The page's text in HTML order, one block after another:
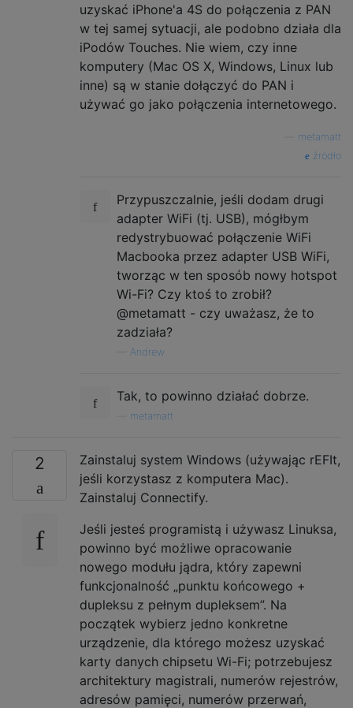
uzyskać iPhone'a 4S do połączenia z PAN
w tej samej sytuacji, ale podobno działa dla
iPodów Touches. Nie wiem, czy inne
komputery (Mac OS X, Windows, Linux lub
inne) są w stanie dołączyć do PAN i
używać go jako połączenia internetowego.
metamatt
źródło
Przypuszczalnie, jeśli dodam drugi
adapter WiFi (tj. USB), mógłbym
redystrybuować połączenie WiFi
Macbooka przez adapter USB WiFi,
tworząc w ten sposób nowy hotspot
Wi-Fi? Czy ktoś to zrobił?
@metamatt - czy uważasz, że to
zadziała?
Andrew
Tak, to powinno działać dobrze.
metamatt
2
Zainstaluj system Windows (używając rEFIt,
jeśli korzystasz z komputera Mac).
Zainstaluj Connectify.
Jeśli jesteś programistą i używasz Linuksa,
powinno być możliwe opracowanie
nowego modułu jądra, który zapewni
funkcjonalność „punktu końcowego +
dupleksu z pełnym dupleksem”. Na
początek wybierz jedno konkretne
urządzenie, dla którego możesz uzyskać
karty danych chipsetu Wi-Fi; potrzebujesz
architektury magistrali, numerów rejestrów,
adresów pamięci, numerów przerwań,